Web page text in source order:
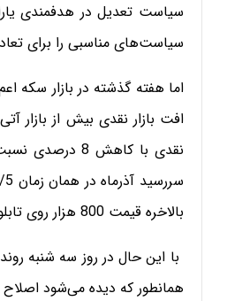
سیاست تعدیل در هدفمندی
سیاست‌های مناسبی را برای
اما هفته گذشته در بازار سکه
بالاخره قیمت 800 هزار روی تابلو نقش بست و امیدواری‌ها را برای کاهش دوباره قیمت‌ها در این بازار تقویت کرد.
همانطور که دیده می‌شود